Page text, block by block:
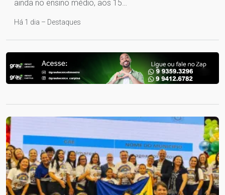
ainda no ensino médio, aos 15…
Há 1 dia – Destaques